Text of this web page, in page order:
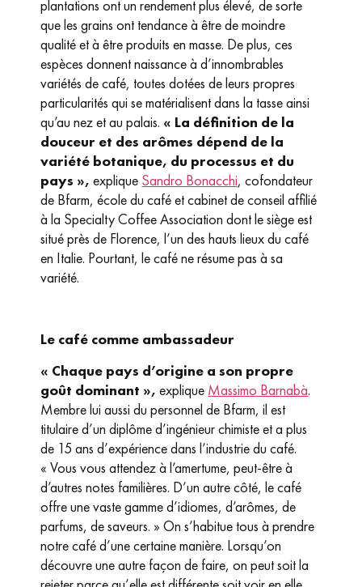
plantations ont un rendement plus élevé, de sorte
que les grains ont tendance à être de moindre
qualité et à être produits en masse. De plus, ces
espèces donnent naissance à d’innombrables
variétés de café, toutes dotées de leurs propres
particularités qui se matérialisent dans la tasse ainsi
qu’au nez et au palais. « La définition de la
douceur et des arômes dépend de la
variété botanique, du processus et du
pays », explique Sandro Bonacchi, cofondateur
de Bfarm, école du café et cabinet de conseil affilié
à la Specialty Coffee Association dont le siège est
situé près de Florence, l’un des hauts lieux du café
en Italie. Pourtant, le café ne résume pas à sa
variété.
Le café comme ambassadeur
« Chaque pays d’origine a son propre
goût dominant », explique Massimo Barnabà.
Membre lui aussi du personnel de Bfarm, il est
titulaire d’un diplôme d’ingénieur chimiste et a plus
de 15 ans d’expérience dans l’industrie du café.
« Vous vous attendez à l’amertume, peut-être à
d’autres notes familières. D’un autre côté, le café
offre une vaste gamme d’idiomes, d’arômes, de
parfums, de saveurs. » On s’habitue tous à prendre
notre café d’une certaine manière. Lorsqu’on
découvre une autre façon de faire, on peut soit la